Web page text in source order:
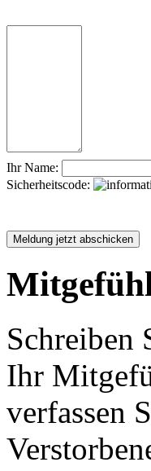
Ihr Name:
Sicherheitscode:
Schreiben
Ihr
verfassen